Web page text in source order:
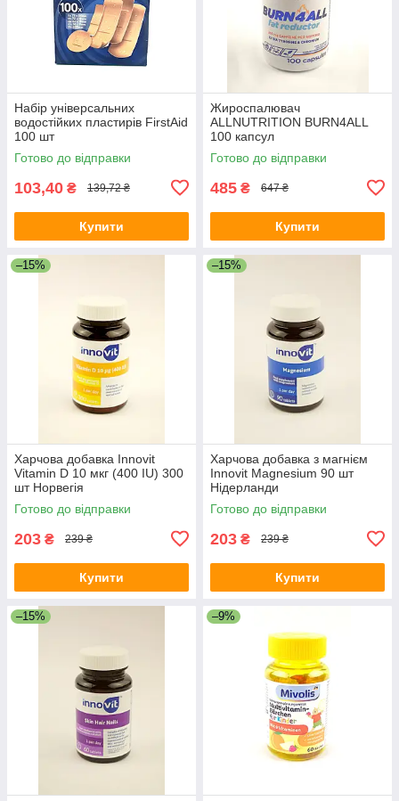
Набір універсальних
водостійких пластирів FirstAid
100 шт
Готово до відправки
103,40 ₴ 139,72 ₴
Купити
Жироспалювач
ALLNUTRITION BURN4ALL
100 капсул
Готово до відправки
485 ₴ 647 ₴
Купити
–15%
Харчова добавка Innovit
Vitamin D 10 мкг (400 IU) 300
шт Норвегія
Готово до відправки
203 ₴ 239 ₴
Купити
–15%
Харчова добавка з магнієм
Innovit Magnesium 90 шт
Нідерланди
Готово до відправки
203 ₴ 239 ₴
Купити
–15% –9%